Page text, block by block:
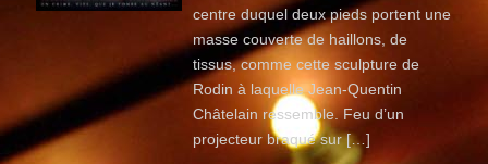
centre duquel deux pieds portent une
masse couverte de haillons, de
tissus, comme cette sculpture de
Rodin à laquelle Jean-Quentin
Châtelain ressemble. Feu d’un
projecteur braqué sur […]